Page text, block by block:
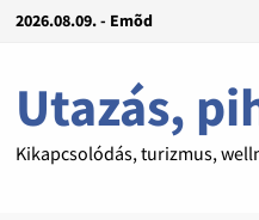
2026.08.09. - Emõd
Utazás,
Kikapcsolódás, turizmus,